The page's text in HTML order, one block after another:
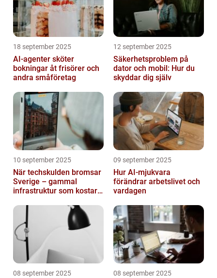
18 september 2025
AI-agenter sköter
bokningar åt frisörer och
andra småföretag
12 september 2025
Säkerhetsproblem på
dator och mobil: Hur du
skyddar dig själv
10 september 2025
När techskulden bromsar
Sverige – gammal
infrastruktur som kostar
09 september 2025
Hur AI-mjukvara
förändrar arbetslivet och
vardagen
08 september 2025 08 september 2025